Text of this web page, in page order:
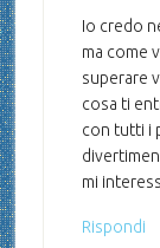
Io credo
ma come
superare
cosa ti
con tutti i
mi
Rispondi